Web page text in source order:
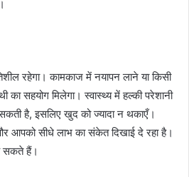
रहेगा। कामकाज में नयापन लाने या किसी
का सहयोग मिलेगा। स्वास्थ्य में हल्की परेशानी
है, इसलिए खुद को ज्यादा न थकाएँ।
सीधे लाभ का संकेत दिखाई दे रहा है।
सकते हैं।